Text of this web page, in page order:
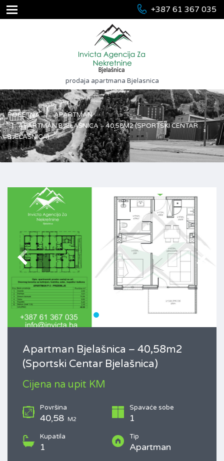
+387 61 367 035
prodaja apartmana Bjelasnica
POČETNA
APARTMAN
APARTMAN BJELAŠNICA – 40,58M2 (SPORTSKI CENTAR
BJELAŠNICA)
Apartman Bjelašnica – 40,58m2
(Sportski Centar Bjelašnica)
Cijena na upit KM
Površina
40,58 M2
Spavaće sobe
1
Kupatila
1
Tip
Apartman